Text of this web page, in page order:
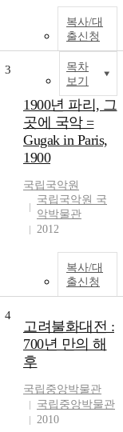
복사/대
출신청
목차
보기
3
1900년 파리, 그
곳에 국악 =
Gugak in Paris,
1900
국립국악원
국립국악원 국
악박물관
2012
복사/대
출신청
4
고려불화대전 :
700년 만의 해
후
국립중앙박물관
국립중앙박물관
2010